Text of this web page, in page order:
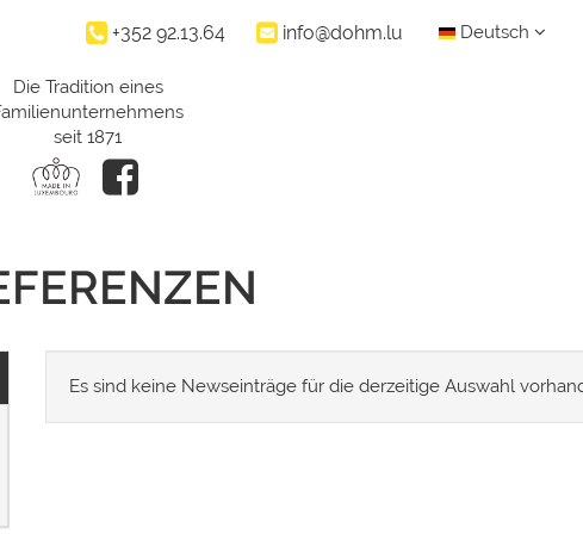
+352 92.13.64 info@dohm.lu Deutsch
Die Tradition eines
seit 1871
Es sind keine Newseinträge für die derzeitige Auswahl